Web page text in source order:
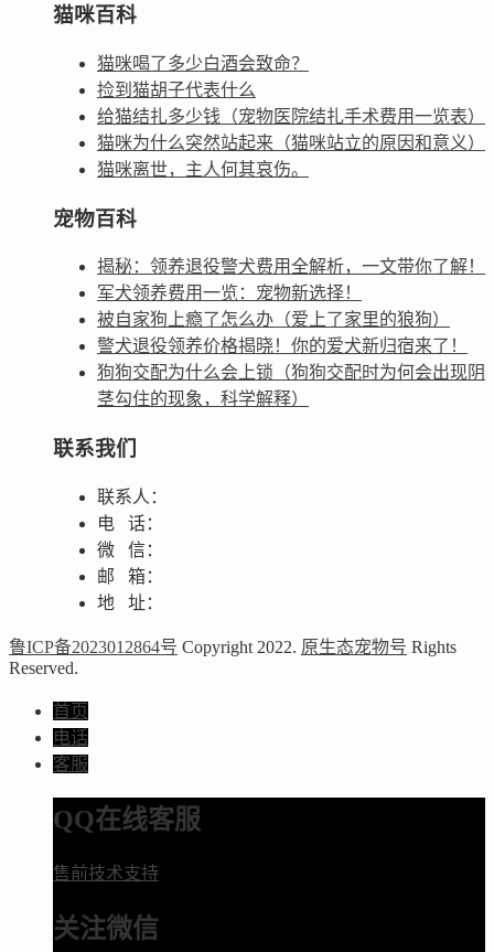
猫咪百科
猫咪喝了多少白酒会致命？
捡到猫胡子代表什么
给猫结扎多少钱（宠物医院结扎手术费用一览表）
猫咪为什么突然站起来（猫咪站立的原因和意义）
猫咪离世，主人何其哀伤。
宠物百科
揭秘：领养退役警犬费用全解析，一文带你了解！
军犬领养费用一览：宠物新选择！
被自家狗上瘾了怎么办（爱上了家里的狼狗）
警犬退役领养价格揭晓！你的爱犬新归宿来了！
狗狗交配为什么会上锁（狗狗交配时为何会出现阴
茎勾住的现象，科学解释）
联系我们
联系人：
电 话：
微 信：
邮 箱：
地 址：
鲁ICP备2023012864号 Copyright 2022. 原生态宠物号 Rights
Reserved.
首页
电话
客服
QQ在线客服
售前技术支持
关注微信